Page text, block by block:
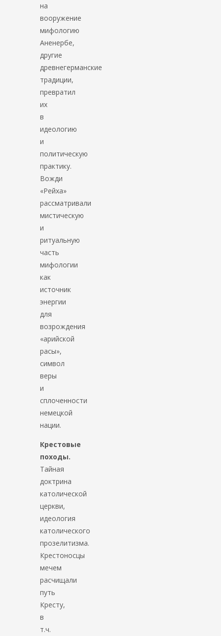
на
вооружение
мифологию
Аненербе,
другие
древнегерманские
традиции,
превратил
их
в
идеологию
и
политическую
практику.
Вожди
«Рейха»
рассматривали
мистическую
и
ритуальную
часть
мифологии
как
источник
энергии
для
возрождения
«арийской
расы»,
символ
веры
и
сплоченности
немецкой
нации.
Крестовые
походы.
Тайная
доктрина
католической
церкви,
идеология
католического
прозелитизма.
Крестоносцы
мечем
расчищали
путь
Кресту,
в
т.ч.